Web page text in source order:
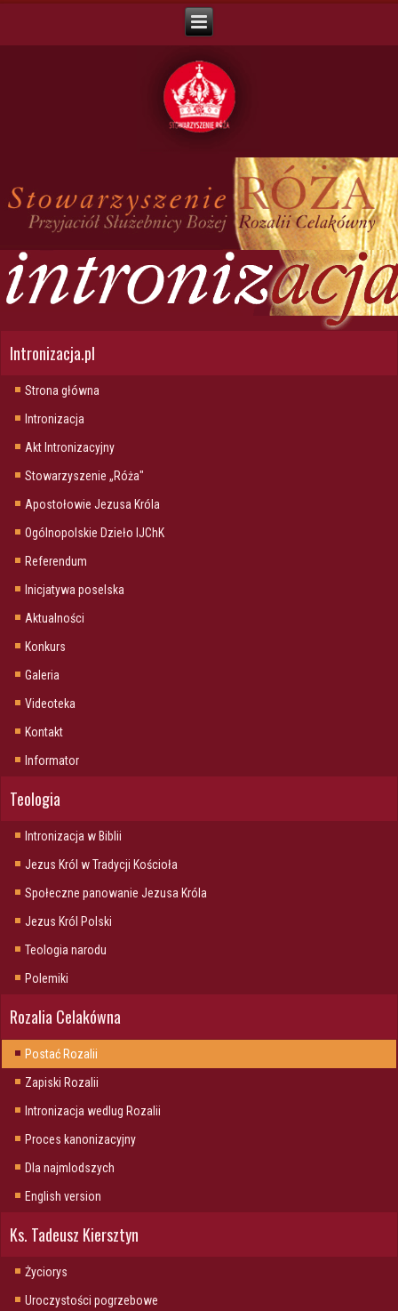
Intronizacja.pl
Strona główna
Intronizacja
Akt Intronizacyjny
Stowarzyszenie „Róża"
Apostołowie Jezusa Króla
Ogólnopolskie Dzieło IJChK
Referendum
Inicjatywa poselska
Aktualności
Konkurs
Galeria
Videoteka
Kontakt
Informator
Teologia
Intronizacja w Biblii
Jezus Król w Tradycji Kościoła
Społeczne panowanie Jezusa Króla
Jezus Król Polski
Teologia narodu
Polemiki
Rozalia Celakówna
Postać Rozalii
Zapiski Rozalii
Intronizacja wedlug Rozalii
Proces kanonizacyjny
Dla najmlodszych
English version
Ks. Tadeusz Kiersztyn
Życiorys
Uroczystości pogrzebowe